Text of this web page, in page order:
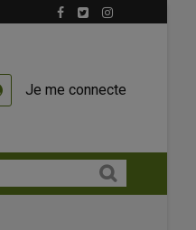
Je me connecte